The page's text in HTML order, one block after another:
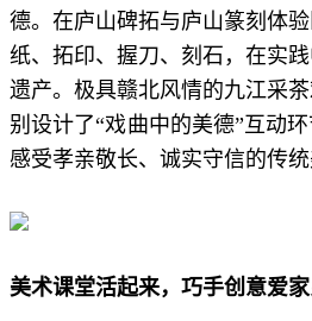
德。在庐山碑拓与庐山篆刻体
纸、拓印、握刀、刻石，在实
遗产。极具赣北风情的九江采
别设计了“戏曲中的美德”互动
感受孝亲敬长、诚实守信的传统
美术课堂活起来，巧手创意爱